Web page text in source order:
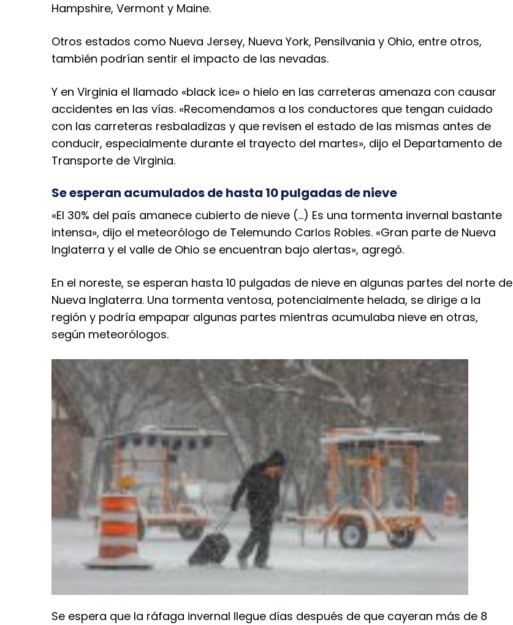
Hampshire, Vermont y Maine.
Otros estados como Nueva Jersey, Nueva York, Pensilvania y Ohio, entre otros,
también podrían sentir el impacto de las nevadas.
Y en Virginia el llamado «black ice» o hielo en las carreteras amenaza con causar
accidentes en las vías. «Recomendamos a los conductores que tengan cuidado
con las carreteras resbaladizas y que revisen el estado de las mismas antes de
conducir, especialmente durante el trayecto del martes», dijo el Departamento de
Transporte de Virginia.
Se esperan acumulados de hasta 10 pulgadas de nieve
«El 30% del país amanece cubierto de nieve (…) Es una tormenta invernal bastante
intensa», dijo el meteorólogo de Telemundo Carlos Robles. «Gran parte de Nueva
Inglaterra y el valle de Ohio se encuentran bajo alertas», agregó.
En el noreste, se esperan hasta 10 pulgadas de nieve en algunas partes del norte de
Nueva Inglaterra. Una tormenta ventosa, potencialmente helada, se dirige a la
región y podría empapar algunas partes mientras acumulaba nieve en otras,
según meteorólogos.
Se espera que la ráfaga invernal llegue días después de que cayeran más de 8